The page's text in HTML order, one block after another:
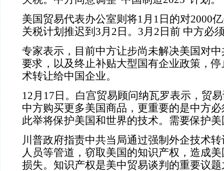
美国贸易代表办公室则将1月1日的对2000
关税计划推迟到3月2日。3月2日前 中方必
专家表示，目前中方让步尚未解决美国对
要求，以及终止补贴大型国有企业政策，
术转让给中国企业。
12月17日。白宫贸易顾问纳瓦罗表示，贸
中方购买更多美国商品，更重要的是中方
此举将保护美国和世界的技术。需要保护
川普政府指责中共当局通过强制外企技术
人员等管道，窃取美国的知识产权，造成
损失。知识产权是美中贸易谈判的重要议题